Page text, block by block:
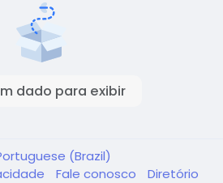
dado para exibir
(Brazil)
Fale conosco Diretório